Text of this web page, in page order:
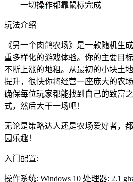
——一切操作都靠鼠标完成
玩法介绍
《另一个肉鸽农场》是一款随机生
重多样化的游戏体验。你的主要目
不断上涨的地租。从最初的小块土
提升，很快你将经营一座庞大的农
确保每位玩家都能找到自己的致富
式，然后大干一场吧！
无论是策略达人还是农场爱好者，
园乐趣！
入门配置:
操作系统: Windows 10 处理器: 2.1